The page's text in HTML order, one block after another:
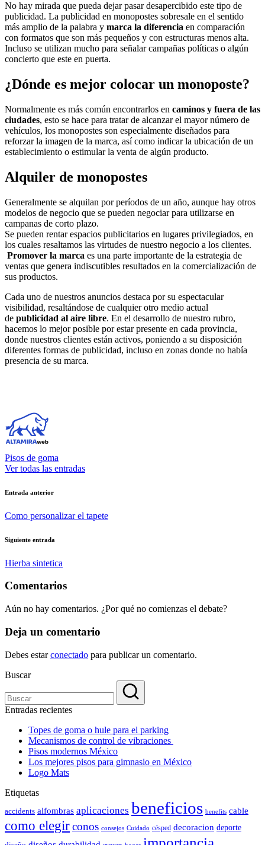
No hay mirada que pueda dejar pasar desapercibido este tipo de
publicidad. La publicidad en monopostes sobresale en el sentido
más amplio de la palabra y marca la diferencia en comparación
con formatos que son más pequeños y con estructuras menos alta.
Incluso se utilizan mucho para señalar campañas políticas o algún
concierto que este en puerta.
¿Dónde es mejor colocar un monoposte?
Normalmente es más común encontrarlos en caminos y fuera de las
ciudades, esto se hace para tratar de alcanzar el mayor número de
vehículos, los monopostes son especialmente diseñados para
reforzar la imagen de la marca, así como indicar la ubicación de un
establecimiento o estimular la venta de algún producto.
Alquiler de monopostes
Generalmente se alquilan por períodos de un año, aunque hay otros
modelos de negocio que se pueden negociar para utilizarse en
campanas de corto plazo.
Se pueden rentar espacios publicitarios en lugares privilegiados, en
los cuales resaltamos las virtudes de nuestro negocio a los clientes.
Promover la marca es una parte importante de la estrategia de
ventas que genera indiscutibles resultados en la comercialización de
sus productos.
Cada uno de nuestros anuncios destaca por su espectacular
visibilidad, resaltándose de cualquier otro medio actual
de publicidad al aire libre. En el desarrollo de nuestro rubro,
hacemos lo mejor posible por estar presente en cada provincia,
donde nuestros clientes están activos, poniendo a su disposición
diferentes formas de publicidad, incluso en zonas donde no había
presencia de su marca.
Pisos de goma
Ver todas las entradas
Navegación
de
Entrada anterior
Como personalizar el tapete
Siguiente entrada
Hierba sintetica
Comentarios
Aún no hay comentarios. ¿Por qué no comienzas el debate?
Deja un comentario
Debes estarconectado para publicar un comentario.
Buscar
Entradas recientes
Topes de goma o hule para el parking
Mecanismos de control de vibraciones
Pisos modernos México
Los mejores pisos para gimnasio en México
Logo Mats
Etiquetas
accidents alfombras aplicaciones beneficios benefits cable
como elegirconos consejos Cuidado césped decoracion deporte